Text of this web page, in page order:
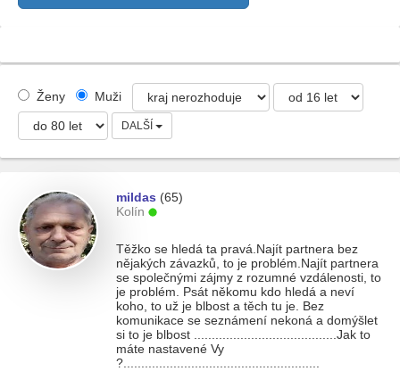
Ženy Muži
DALŠÍ
mildas (65)
Kolín
Těžko se hledá ta pravá.Najít partnera bez
nějakých závazků, to je problém.Najít partnera
se společnými zájmy z rozumné vzdálenosti, to
je problém. Psát někomu kdo hledá a neví
koho, to už je blbost a těch tu je. Bez
komunikace se seznámení nekoná a domýšlet
si to je blbost ........................................Jak to
máte nastavené Vy
?.......................................................